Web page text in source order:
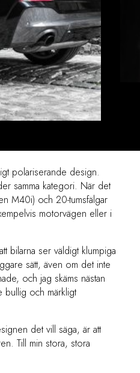
polariserande design.
samma kategori. När det
M40i) och 20-tumsfälgar
motorvägen eller i
bilarna ser väldigt klumpiga
sätt, även om det inte
och jag skäms nästan
bullig och märkligt
det vill säga, är att
Till min stora, stora